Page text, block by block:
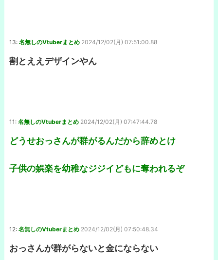
13: 名無しのVtuberまとめ 2024/12/02(月) 07:51:00.88
割とええデザインやん
11: 名無しのVtuberまとめ 2024/12/02(月) 07:47:44.78
どうせおっさんが群がるんだから辞めとけ
子供の娯楽を幼稚なジジイどもに奪われるぞ
12: 名無しのVtuberまとめ 2024/12/02(月) 07:50:48.34
おっさんが群がらないと金にならない